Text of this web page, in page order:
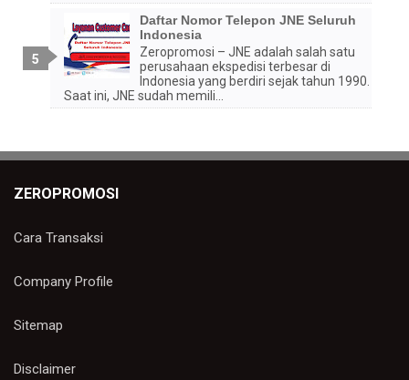
Daftar Nomor Telepon JNE Seluruh
Indonesia
Zeropromosi – JNE adalah salah satu
perusahaan ekspedisi terbesar di
Indonesia yang berdiri sejak tahun 1990.
Saat ini, JNE sudah memili...
ZEROPROMOSI
Cara Transaksi
Company Profile
Sitemap
Disclaimer